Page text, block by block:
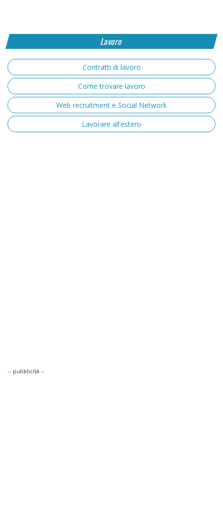
Lavoro
Contratti di lavoro
Come trovare lavoro
Web recruitment e Social Network
Lavorare all’estero
-- pubblicità --